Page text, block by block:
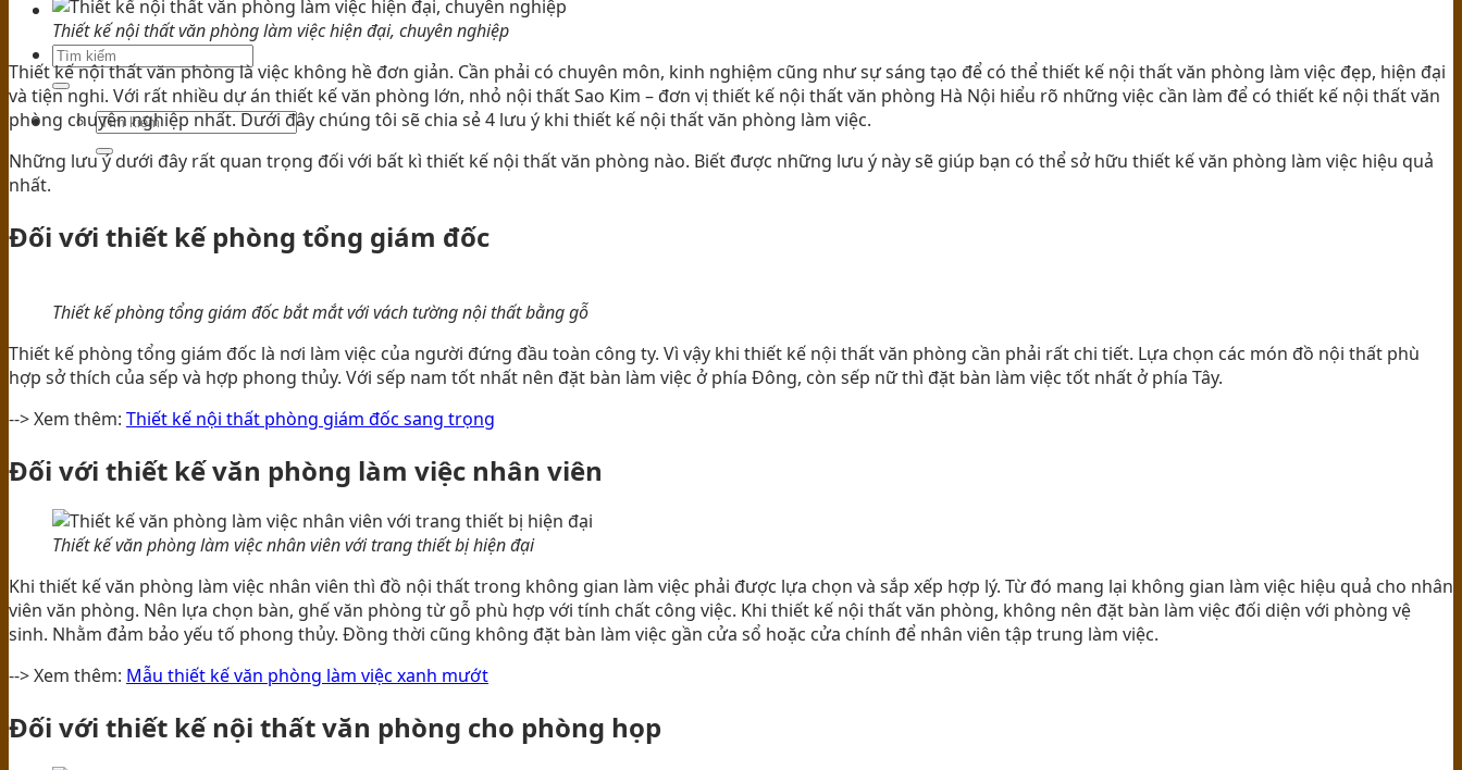
TIN TỨC
Thiết kế nội thất văn phòng làm việc hiện đại, chuyên nghiệp
Thiết kế nội thất văn phòng là việc không hề đơn giản. Cần phải có chuyên môn, kinh nghiệm cũng như sự sáng tạo để có thể thiết kế nội thất văn phòng làm việc đẹp, hiện đại
và tiện nghi. Với rất nhiều dự án thiết kế văn phòng lớn, nhỏ nội thất Sao Kim – đơn vị thiết kế nội thất văn phòng Hà Nội hiểu rõ những việc cần làm để có thiết kế nội thất văn
phòng chuyên nghiệp nhất. Dưới đây chúng tôi sẽ chia sẻ 4 lưu ý khi thiết kế nội thất văn phòng làm việc.
Những lưu ý dưới đây rất quan trọng đối với bất kì thiết kế nội thất văn phòng nào. Biết được những lưu ý này sẽ giúp bạn có thể sở hữu thiết kế văn phòng làm việc hiệu quả
nhất.
Đối với thiết kế phòng tổng giám đốc
Thiết kế phòng tổng giám đốc bắt mắt với vách tường nội thất bằng gỗ
Thiết kế phòng tổng giám đốc là nơi làm việc của người đứng đầu toàn công ty. Vì vậy khi thiết kế nội thất văn phòng cần phải rất chi tiết. Lựa chọn các món đồ nội thất phù
hợp sở thích của sếp và hợp phong thủy. Với sếp nam tốt nhất nên đặt bàn làm việc ở phía Đông, còn sếp nữ thì đặt bàn làm việc tốt nhất ở phía Tây.
--> Xem thêm: Thiết kế nội thất phòng giám đốc sang trọng
Đối với thiết kế văn phòng làm việc nhân viên
Thiết kế văn phòng làm việc nhân viên với trang thiết bị hiện đại
Khi thiết kế văn phòng làm việc nhân viên thì đồ nội thất trong không gian làm việc phải được lựa chọn và sắp xếp hợp lý. Từ đó mang lại không gian làm việc hiệu quả cho nhân
viên văn phòng. Nên lựa chọn bàn, ghế văn phòng từ gỗ phù hợp với tính chất công việc. Khi thiết kế nội thất văn phòng, không nên đặt bàn làm việc đối diện với phòng vệ
sinh. Nhằm đảm bảo yếu tố phong thủy. Đồng thời cũng không đặt bàn làm việc gần cửa sổ hoặc cửa chính để nhân viên tập trung làm việc.
--> Xem thêm: Mẫu thiết kế văn phòng làm việc xanh mướt
Đối với thiết kế nội thất văn phòng cho phòng họp